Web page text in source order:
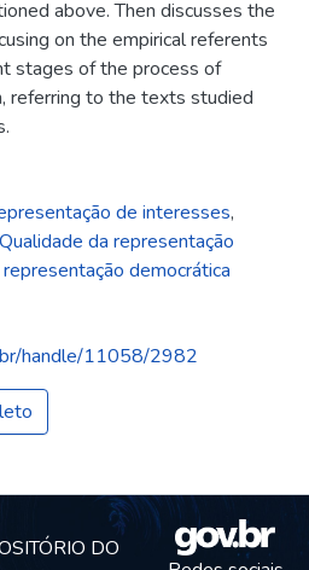
above. Then discusses the
on the empirical referents
stages of the process of
referring to the texts studied
de interesses,
Qualidade da representação
democrática
handle/11058/2982
DO